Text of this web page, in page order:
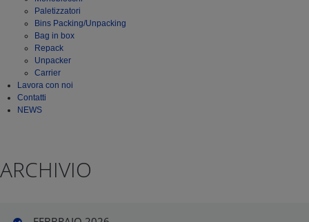
Paletizzatori
Bins Packing/Unpacking
Bag in box
Repack
Unpacker
Carrier
Lavora con noi
Contatti
NEWS
ARCHIVIO